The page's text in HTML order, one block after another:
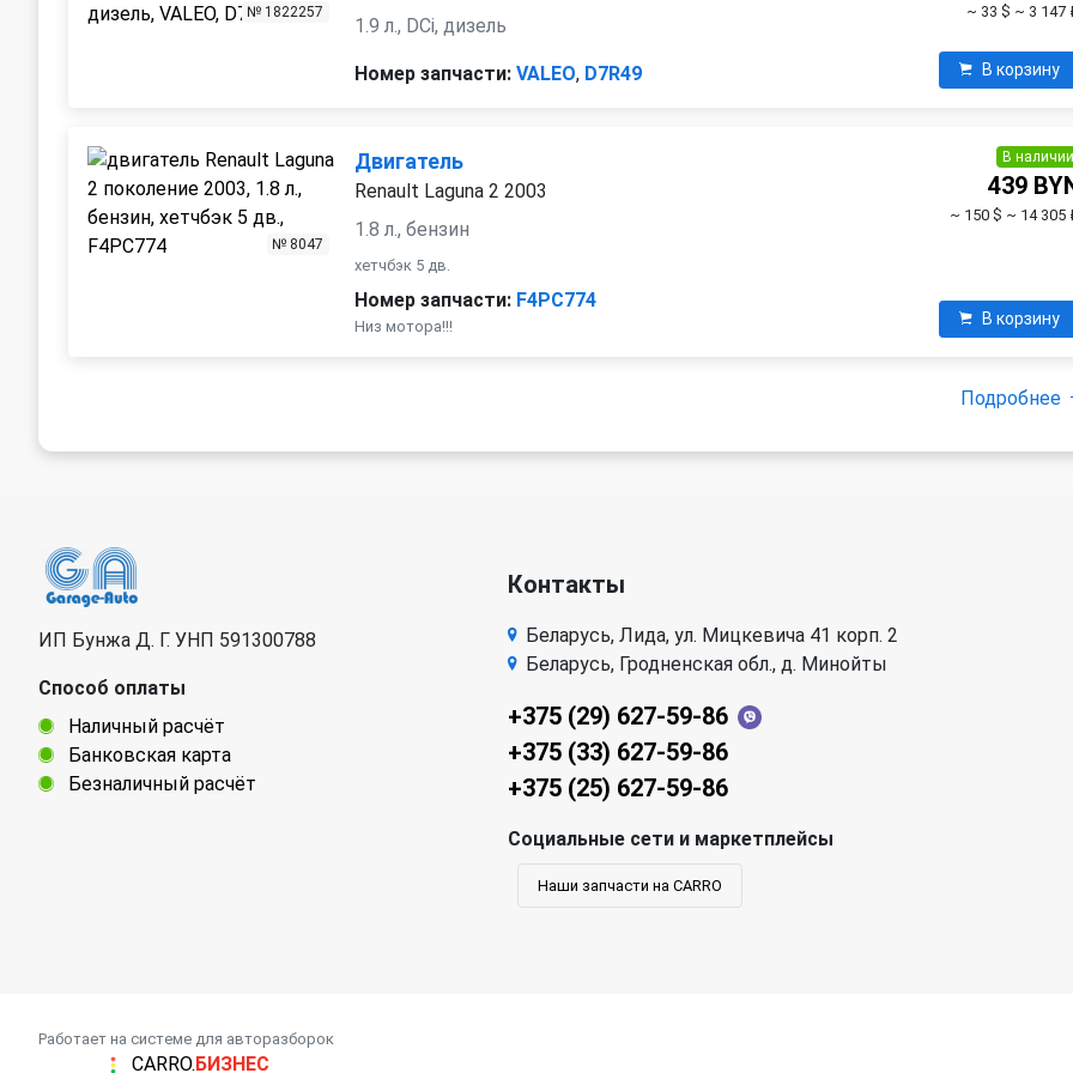
№ 1822257
1.9 л., DCi, дизель
Номер запчасти: VALEO, D7R49
~ 33 $ ~ 3 147
В корзину
№ 8047
Двигатель
Renault Laguna 2 2003
1.8 л., бензин
хетчбэк 5 дв.
Номер запчасти: F4PC774
Низ мотора!!!
В наличии
439
~ 150 $ ~ 14 305
В корзину
Подробнее
ИП Бунжа Д. Г. УНП 591300788
Способ оплаты
Наличный расчёт
Банковская карта
Безналичный расчёт
Контакты
Беларусь, Лида, ул. Мицкевича 41 корп. 2
Беларусь, Гродненская обл., д. Минойты
+375 (29) 627-59-86
+375 (33) 627-59-86
+375 (25) 627-59-86
Социальные сети и маркетплейсы
Наши запчасти на CARRO
Работает на системе для авторазборок
CARRO.БИЗНЕС